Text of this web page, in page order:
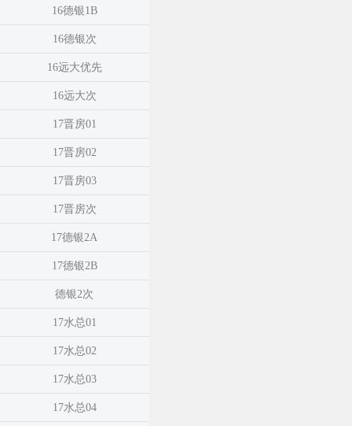
16德银1B
16德银次
16远大优先
16远大次
17晋房01
17晋房02
17晋房03
17晋房次
17德银2A
17德银2B
德银2次
17水总01
17水总02
17水总03
17水总04